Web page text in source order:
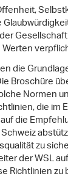
die
Broschüre
Normen
die im
die
zu
der WSL
Richtlinien